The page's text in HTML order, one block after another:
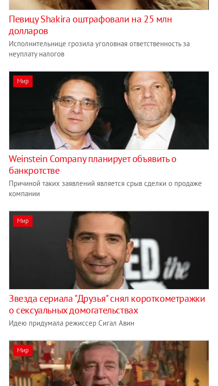
Певицу Shakira оштрафовали на 25 млн
долларов
Исполнительнице грозила уголовная ответственность за
неуплату налогов
Мир
Weinstein Company планирует объявить о
банкротстве
Причиной таких заявлений является срыв сделки о продаже
компании
Мир
Звезда сериала "Друзья" снял короткометражки
о сексуальных домогательствах
Идею придумала режиссер Сигал Авин
Мир